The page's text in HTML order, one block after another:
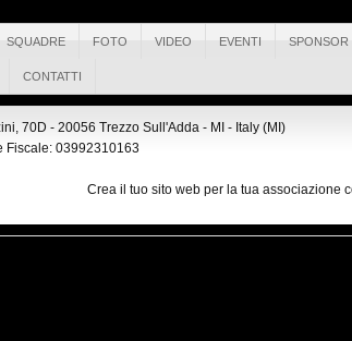
SQUADRE FOTO VIDEO EVENTI SPONSOR
CONTATTI
70D - 20056 Trezzo Sull'Adda - MI - Italy (MI)
Fiscale: 03992310163
Crea il tuo sito web per la tua associazione